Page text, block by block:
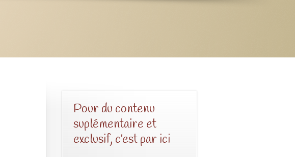
Pour du contenu
suplémentaire et
exclusif, c’est par ici